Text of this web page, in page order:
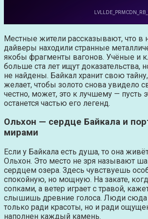
Местные жители рассказывают, что в
дайверы находили странные
якобы фрагменты вагонов. Учёные и
больше ста лет ищут доказательства,
не найдены. Байкал хранит свою
желает, чтобы золото снова увидело
честно, может, это к лучшему — пусть
останется частью его легенд.
Ольхон — сердце Байкала и
мирами
Если у Байкала есть душа, то она
Ольхон. Это место не зря называют
сердцем озера. Здесь чувствуешь
спокойную, но мощную. На закате,
сопками, а ветер играет с травой,
слышишь древние голоса. Люди
только ради красоты, но и ради
наполнен каждый камень.